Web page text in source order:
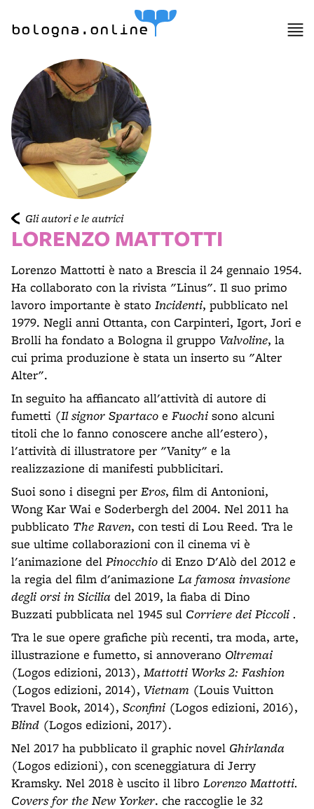
bologna.online
Gli autori e le autrici
LORENZO MATTOTTI
Lorenzo Mattotti è nato a Brescia il 24 gennaio 1954.
Ha collaborato con la rivista "Linus". Il suo primo
lavoro importante è stato Incidenti, pubblicato nel
1979. Negli anni Ottanta, con Carpinteri, Igort, Jori e
Brolli ha fondato a Bologna il gruppo Valvoline, la
cui prima produzione è stata un inserto su "Alter
Alter".
In seguito ha affiancato all'attività di autore di
fumetti (Il signor Spartaco e Fuochi sono alcuni
titoli che lo fanno conoscere anche all'estero),
l'attività di illustratore per "Vanity" e la
realizzazione di manifesti pubblicitari.
Suoi sono i disegni per Eros, film di Antonioni,
Wong Kar Wai e Soderbergh del 2004. Nel 2011 ha
pubblicato The Raven, con testi di Lou Reed. Tra le
sue ultime collaborazioni con il cinema vi è
l'animazione del Pinocchio di Enzo D'Alò del 2012 e
la regia del film d'animazione La famosa invasione
degli orsi in Sicilia del 2019, la fiaba di Dino
Buzzati pubblicata nel 1945 sul Corriere dei Piccoli .
Tra le sue opere grafiche più recenti, tra moda, arte,
illustrazione e fumetto, si annoverano Oltremai
(Logos edizioni, 2013), Mattotti Works 2: Fashion
(Logos edizioni, 2014), Vietnam (Louis Vuitton
Travel Book, 2014), Sconfini (Logos edizioni, 2016),
Blind (Logos edizioni, 2017).
Nel 2017 ha pubblicato il graphic novel Ghirlanda
(Logos edizioni), con sceneggiatura di Jerry
Kramsky. Nel 2018 è uscito il libro Lorenzo Mattotti.
Covers for the New Yorker. che raccoglie le 32